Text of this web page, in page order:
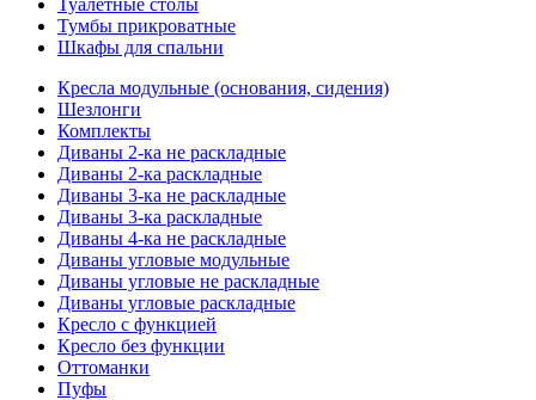
Туалетные столы
Тумбы прикроватные
Шкафы для спальни
Кресла модульные (основания, сидения)
Шезлонги
Комплекты
Диваны 2-ка не раскладные
Диваны 2-ка раскладные
Диваны 3-ка не раскладные
Диваны 3-ка раскладные
Диваны 4-ка не раскладные
Диваны угловые модульные
Диваны угловые не раскладные
Диваны угловые раскладные
Кресло с функцией
Кресло без функции
Оттоманки
Пуфы